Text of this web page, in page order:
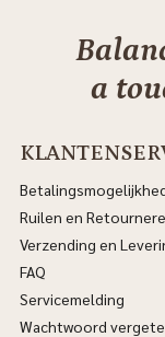
a
Ruilen en
Verzending en
FAQ
Servicemelding
Wachtwoord